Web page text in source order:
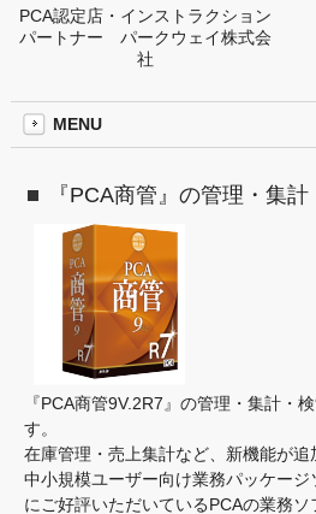
PCA認定店・インストラクション
パートナー パークウェイ株式会
社
MENU
『PCA商管』の管理・集計
『PCA商管9V.2R7』の管理・集計・
す。
在庫管理・売上集計など、新機能が追
中小規模ユーザー向け業務パッケー
にご好評いただいているPCAの業務